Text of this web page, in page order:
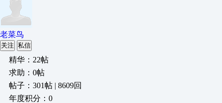
老菜鸟
关注 私信
精华：22帖
求助：0帖
帖子：301帖 | 8609回
年度积分：0